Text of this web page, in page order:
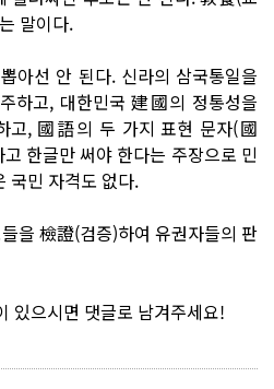
말이다.
아선 안 된다. 신라의 삼국통일을
하고, 대한민국 建國의 정통성을
고, 國語의 두 가지 표현 문자(國
한글만 써야 한다는 주장으로 민
국민 자격도 없다.
을 檢證(검증)하여 유권자들의 판
있으시면 댓글로 남겨주세요!